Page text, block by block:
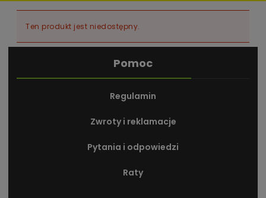
Ten produkt jest niedostępny.
Pomoc
Regulamin
Zwroty i reklamacje
Pytania i odpowiedzi
Raty